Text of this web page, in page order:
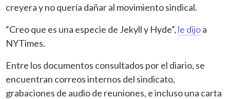
creyera y no quería dañar al movimiento sindical.
“Creo que es una especie de Jekyll y Hyde”, le dijoa
NYTimes.
Entre los documentos consultados por el diario, se
encuentran correos internos del sindicato,
grabaciones de audio de reuniones, e incluso una carta